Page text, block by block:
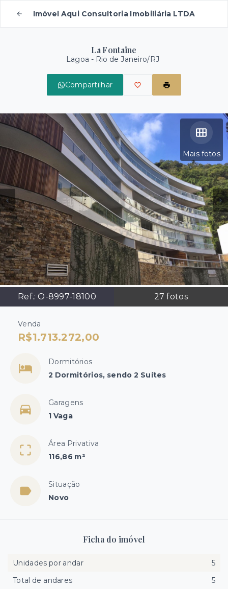
Imóvel Aqui Consultoria Imobiliária LTDA
La Fontaine
Lagoa - Rio de Janeiro/RJ
Compartilhar
Mais fotos
Ref.:O-8997-18100 27 fotos
Venda
R$1.713.272,00
Dormitórios
2 Dormitórios, sendo 2 Suítes
Garagens
1 Vaga
Área Privativa
116,86 m²
Situação
Novo
Ficha do imóvel
Unidades por andar
5
Total de andares
5